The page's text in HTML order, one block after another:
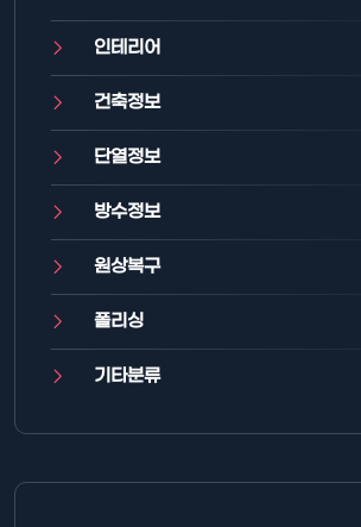
인테리어
건축정보
단열정보
방수정보
원상복구
폴리싱
기타분류